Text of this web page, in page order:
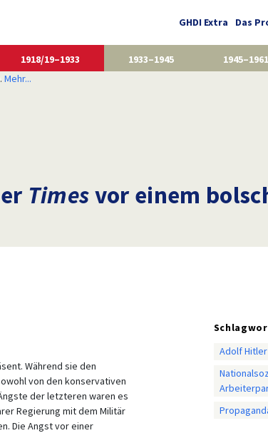
GHDI Extra Das
1918/19–1933 1933–1945 1945–1961
Mehr...
Timesvor einem
Während sie den
von den konservativen
der letzteren waren es
Regierung mit dem Militär
Die Angst vor einer
Adolf Hitler